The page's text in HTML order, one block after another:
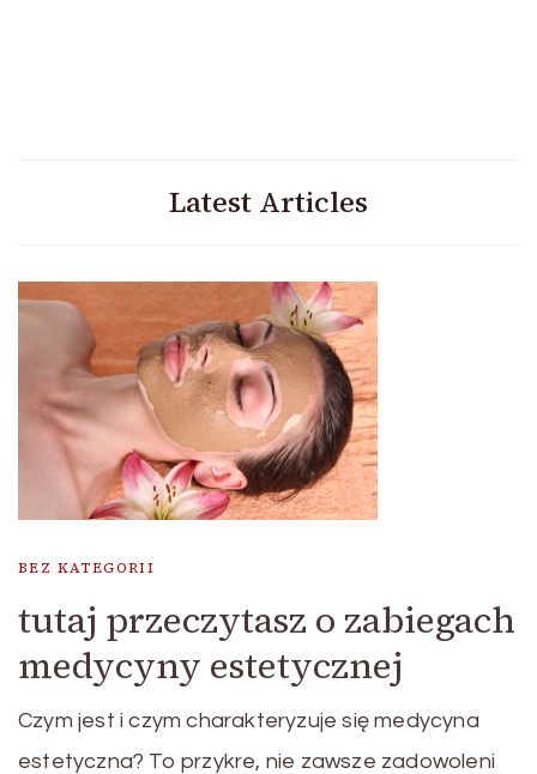
Latest Articles
BEZ KATEGORII
tutaj przeczytasz o zabiegach
medycyny estetycznej
Czym jest i czym charakteryzuje się medycyna
estetyczna? To przykre, nie zawsze zadowoleni